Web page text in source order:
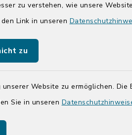
zu verstehen, wie unsere
Link in unseren
zu
Website zu ermöglichen.
Sie in unseren
Info der Stadt Bad